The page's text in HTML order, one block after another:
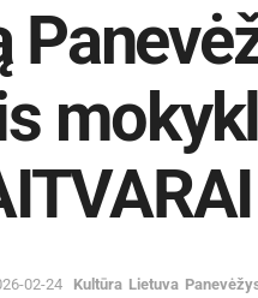
02-24 Kultūra Lietuva